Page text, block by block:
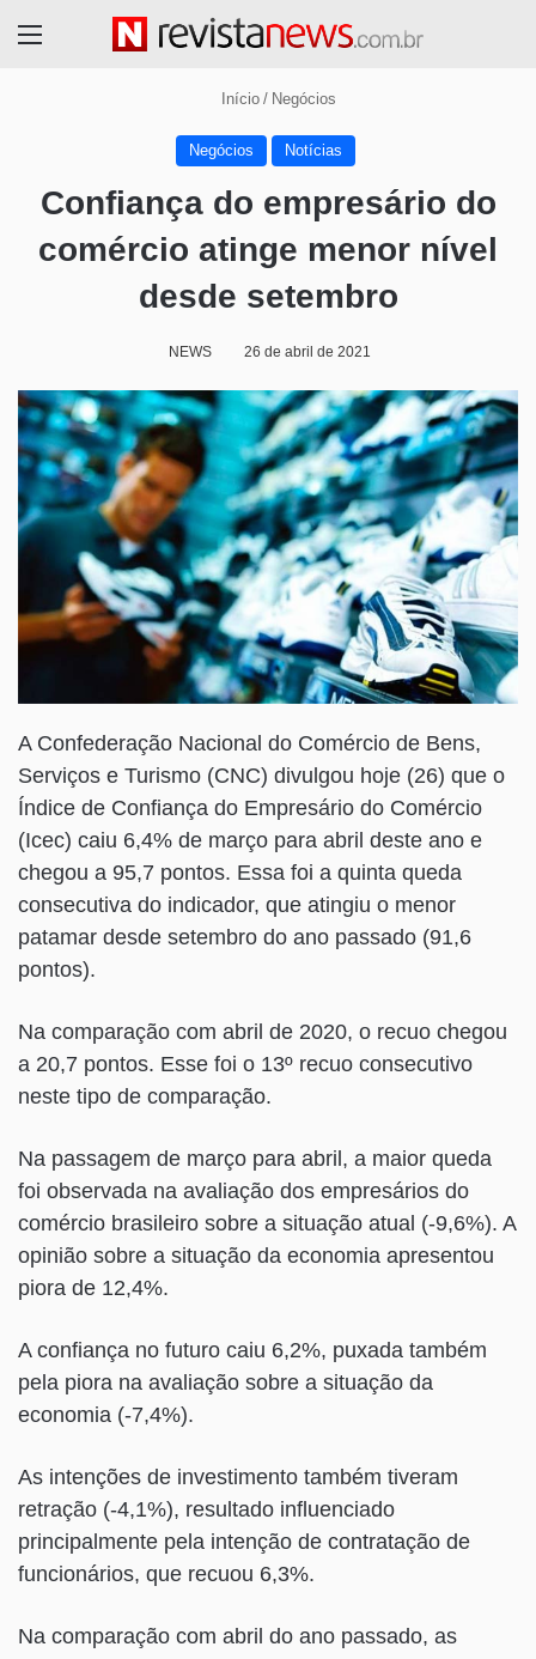
Início / Negócios
Negócios Notícias
Confiança do empresário do
comércio atinge menor nível
desde setembro
NEWS 26 de abril de 2021
A Confederação Nacional do Comércio de Bens,
Serviços e Turismo (CNC) divulgou hoje (26) que o
Índice de Confiança do Empresário do Comércio
(Icec) caiu 6,4% de março para abril deste ano e
chegou a 95,7 pontos. Essa foi a quinta queda
consecutiva do indicador, que atingiu o menor
patamar desde setembro do ano passado (91,6
pontos).
Na comparação com abril de 2020, o recuo chegou
a 20,7 pontos. Esse foi o 13º recuo consecutivo
neste tipo de comparação.
Na passagem de março para abril, a maior queda
foi observada na avaliação dos empresários do
comércio brasileiro sobre a situação atual (-9,6%). A
opinião sobre a situação da economia apresentou
piora de 12,4%.
A confiança no futuro caiu 6,2%, puxada também
pela piora na avaliação sobre a situação da
economia (-7,4%).
As intenções de investimento também tiveram
retração (-4,1%), resultado influenciado
principalmente pela intenção de contratação de
funcionários, que recuou 6,3%.
Na comparação com abril do ano passado, as